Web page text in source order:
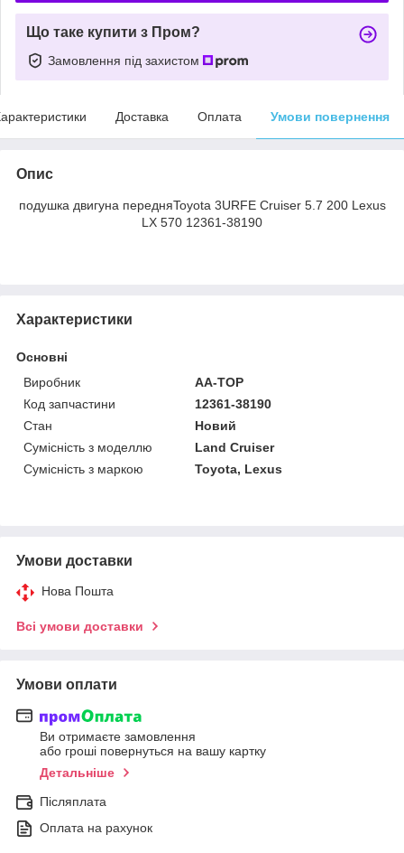
Що таке купити з Пром?
Замовлення під захистом
Доставка Оплата Умови повернення
Опис
подушка двигуна передняToyota 3URFE Cruiser 5.7 200 Lexus
LX 570 12361-38190
Характеристики
Основні
Виробник
AA-TOP
Код запчастини
12361-38190
Стан
Новий
Сумісність з моделлю
Land Cruiser
Сумісність з маркою
Toyota, Lexus
Умови доставки
Нова Пошта
Всі умови доставки
Умови оплати
Ви отримаєте замовлення
або гроші повернуться на вашу картку
Детальніше
Післяплата
Оплата на рахунок